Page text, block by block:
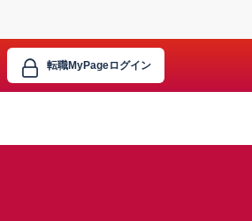
転職MyPageログイン